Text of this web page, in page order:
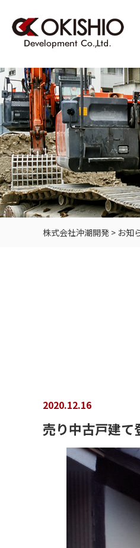
株式会社沖潮開発 > お知
2020.12.16
売り中古戸建て